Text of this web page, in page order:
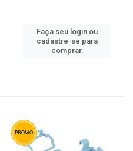
Faça seu login ou
cadastre-se para
comprar.